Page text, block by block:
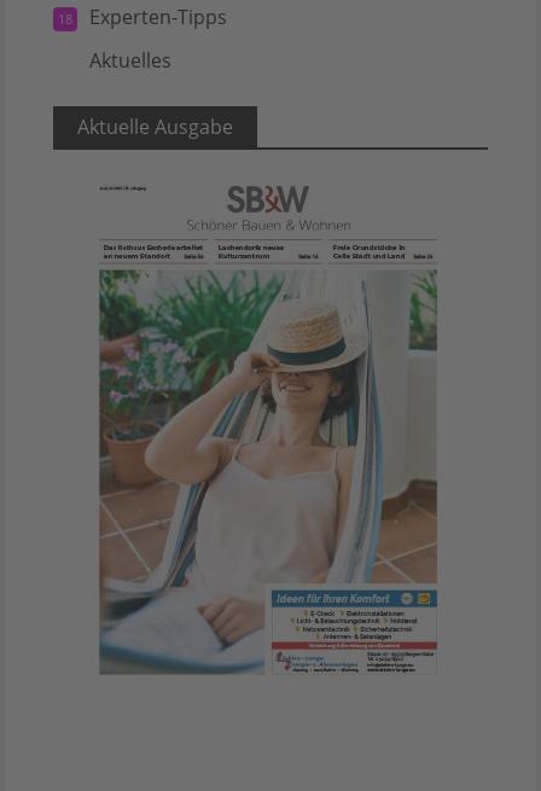
18 Experten-Tipps
Aktuelles
Aktuelle Ausgabe